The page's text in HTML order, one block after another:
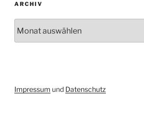
ARCHIV
Impressum und Datenschutz